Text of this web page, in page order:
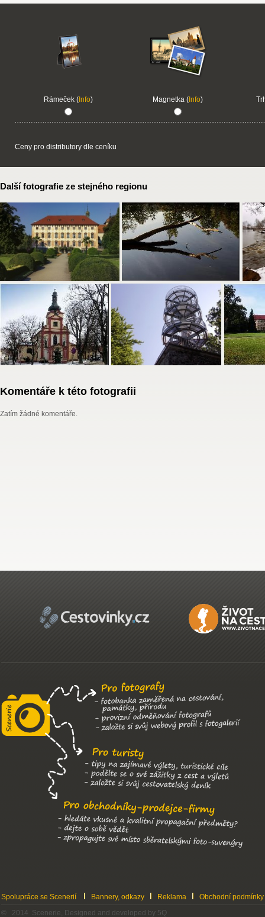
Rámeček (Info) Magnetka (Info)
Ceny pro distributory dle ceníku
Další fotografie ze stejného regionu
Komentáře k této fotografii
Zatím žádné komentáře.
Spolupráce se Scenerií Bannery, odkazy Reklama
Obchodní podmínky
© 2014 Scenerie, Designed and developed by 5Q